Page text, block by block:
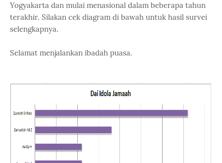
Yogyakarta dan mulai menasional dalam beberapa tahun
terakhir. Silakan cek diagram di bawah untuk hasil survei
selengkapnya.
Selamat menjalankan ibadah puasa.